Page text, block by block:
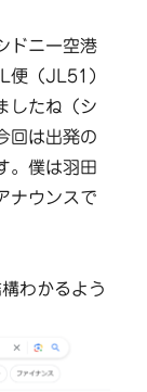
ドニー空港
便（JL51）
したね（シ
回は出発の
。僕は羽田
ナウンスで
わかるよう